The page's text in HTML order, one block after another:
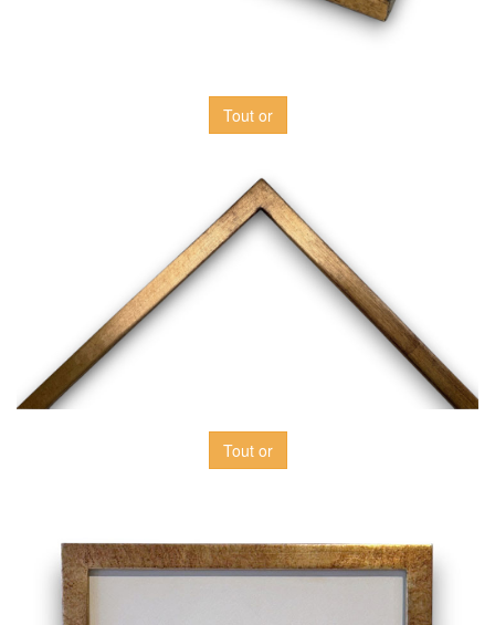
Tout or
Tout or